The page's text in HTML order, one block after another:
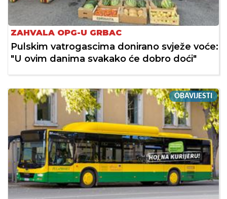
ZAHVALA OPG-U GRBAC
Pulskim vatrogascima donirano svježe voće:
"U ovim danima svakako će dobro doći"
OBAVIJESTI